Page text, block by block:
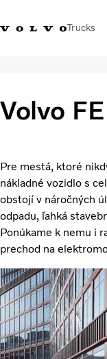
Trucks
Segmentácia dopravy
Predajná a servisná
Novinky
O nás
Kontaktujte nás
Kariéra
Volvo
Pre mestá, ktoré
nákladné vozidlo s
obstojí v náročných
odpadu, ľahká
Ponúkame k nemu i
prechod na